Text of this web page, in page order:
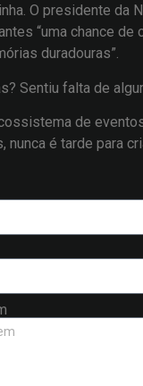
O presidente da
“uma chance
duradouras”.
Sentiu falta de
de
é tarde para